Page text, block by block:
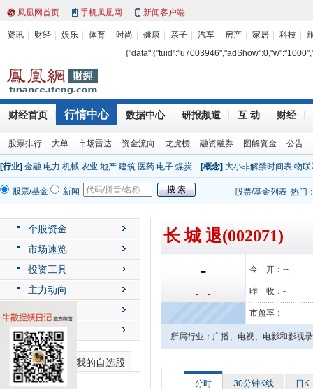
凤凰网首页 手机凤凰网 新闻客户端
资讯 财经 娱乐 体育 时尚 健康 亲子 汽车 房产 家居 科技
财经首页 行情中心 数据中心 研报频道 互 动 财经
股票排行 大单 市场雷达 资金流向 龙虎榜 融资融券 图解资金 公告
[行业] 金融 电力 机械 农业 地产 建筑 医药 电子 煤炭 [概念] 大小非解禁时间表 物联
股票/基金 新闻 股票/基金列表 热门
个股资金
市场速览
投资工具
主力动向
送配解禁
最近浏览个股 我的自选股
长 城 退(002071)
-
- -
-
今 开： --
昨 收： -
市盈率：
所属行业：广播、电视、电影和影视
分时 30分钟K线 日K